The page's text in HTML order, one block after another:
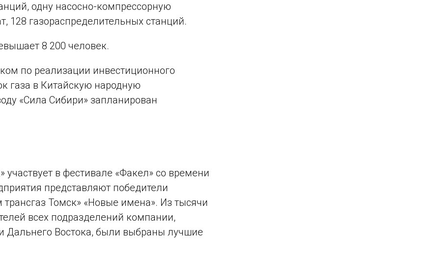
одну насосно-компрессорную
128 газораспределительных станций.
8 200 человек.
по реализации инвестиционного
газа в Китайскую народную
«Сила Сибири» запланирован
в фестивале «Факел» со времени
представляют победители
Томск» «Новые имена». Из тысячи
всех подразделений компании,
Дальнего Востока, были выбраны лучшие